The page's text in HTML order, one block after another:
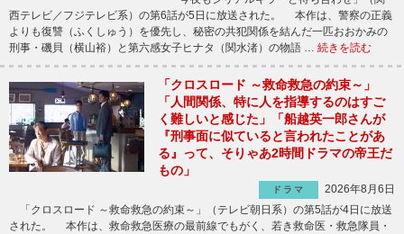
西テレビ／フジテレビ系）の第6話が5日に放送された。 本作は、警察の正義
よりも復讐（ふくしゅう）を優先し、秘密の共犯関係を結んだ一匹おおかみの
刑事・磯貝（横山裕）と第六感女子ヒナタ（関水渚）の物語 … 続きを読む
「クロスロード ～救命救急の約束～」
「人間関係、特に人を指導するのはすご
く難しいと感じた」「船越英一郎さんが
『刑事面に似ていると言われたことがあ
る』って、そりゃあ2時間ドラマの帝王だ
もの」
ドラマ
2026年8月6日
「クロスロード ～救命救急の約束～」（テレビ朝日系）の第5話が4日に放送
された。 本作は、救命救急医療の最前線でもがく、若き救命医・救急隊員・